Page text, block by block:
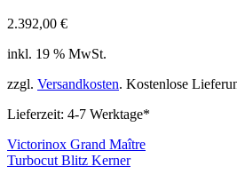
2.392,00 €
inkl. 19 % MwSt.
zzgl. Versandkosten. Kostenlose
Lieferzeit: 4-7 Werktage*
Victorinox Grand Maître
Turbocut Blitz Kerner